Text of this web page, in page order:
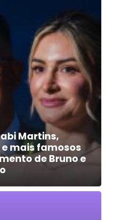
Martins,
mais famosos
de Bruno e